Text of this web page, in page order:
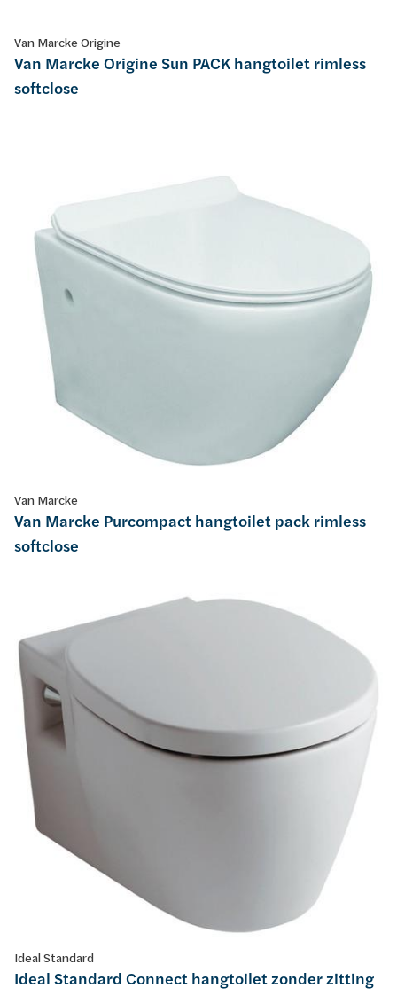
Van Marcke Origine
Van Marcke Origine Sun PACK hangtoilet rimless
softclose
Van Marcke
Van Marcke Purcompact hangtoilet pack rimless
softclose
Ideal Standard
Ideal Standard Connect hangtoilet zonder zitting